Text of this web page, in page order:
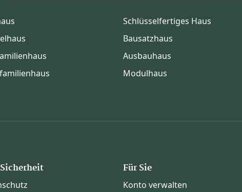
Schlüsselfertiges Haus
Bausatzhaus
Ausbauhaus
Modulhaus
Für Sie
Konto verwalten